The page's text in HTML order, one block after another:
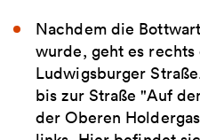
Nachdem die
wurde, geht es
Ludwigsburger
bis zur Straße "Auf
der Oberen